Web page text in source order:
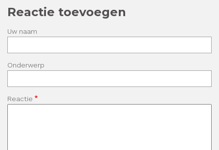
Reactie toevoegen
Uw naam
Onderwerp
Reactie